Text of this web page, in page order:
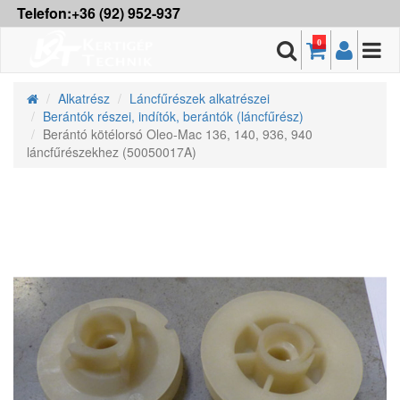
Telefon:+36 (92) 952-937
0
Alkatrész
Láncfűrészek alkatrészei
Berántók részei, indítók, berántók (láncfűrész)
Berántó kötélorsó Oleo-Mac 136, 140, 936, 940
láncfűrészekhez (50050017A)